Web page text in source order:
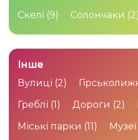
Скелі (9) Солончаки (2)
Інше
Вулиці (2)
Греблі (1) Дороги (2)
Міські парки (11) Музеї